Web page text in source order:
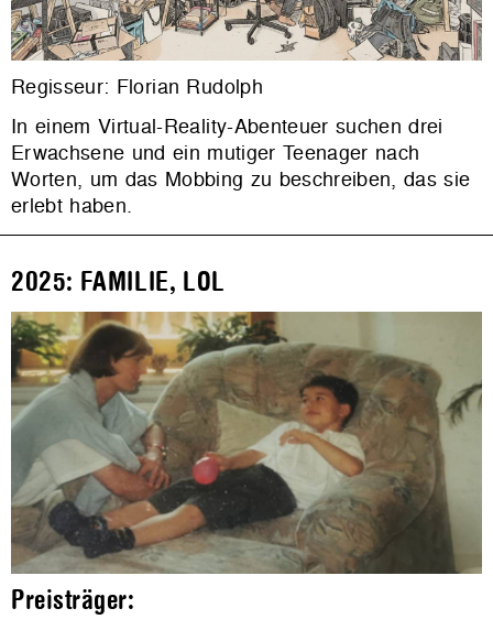
Regisseur: Florian Rudolph
In einem Virtual-Reality-Abenteuer suchen drei
Erwachsene und ein mutiger Teenager nach
Worten, um das Mobbing zu beschreiben, das sie
erlebt haben.
2025: FAMILIE, LOL
Preisträger: